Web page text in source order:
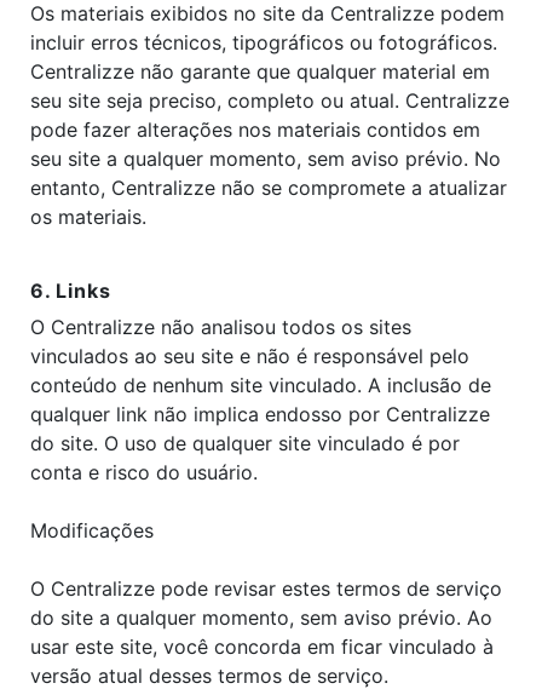
Os materiais exibidos no site da Centralizze podem
incluir erros técnicos, tipográficos ou fotográficos.
Centralizze não garante que qualquer material em
seu site seja preciso, completo ou atual. Centralizze
pode fazer alterações nos materiais contidos em
seu site a qualquer momento, sem aviso prévio. No
entanto, Centralizze não se compromete a atualizar
os materiais.
6. Links
O Centralizze não analisou todos os sites
vinculados ao seu site e não é responsável pelo
conteúdo de nenhum site vinculado. A inclusão de
qualquer link não implica endosso por Centralizze
do site. O uso de qualquer site vinculado é por
conta e risco do usuário.
Modificações
O Centralizze pode revisar estes termos de serviço
do site a qualquer momento, sem aviso prévio. Ao
usar este site, você concorda em ficar vinculado à
versão atual desses termos de serviço.